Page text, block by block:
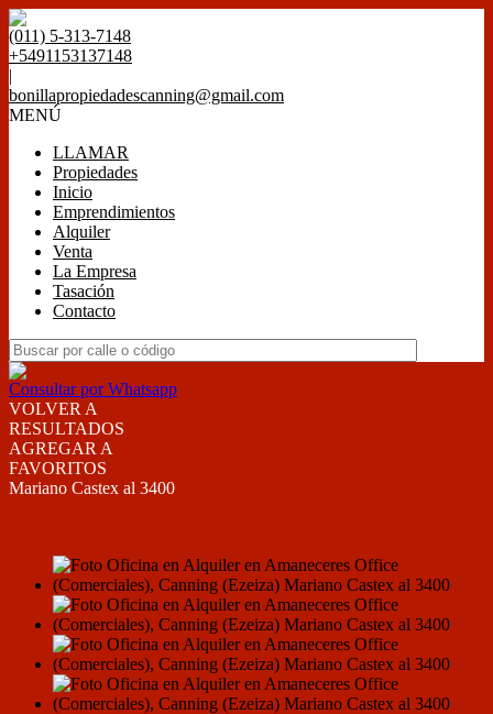
(011) 5-313-7148
+5491153137148
|
bonillapropiedadescanning@gmail.com
MENÚ
LLAMAR
Propiedades
Inicio
Emprendimientos
Alquiler
Venta
La Empresa
Tasación
Contacto
Consultar por Whatsapp
VOLVER A
RESULTADOS
AGREGAR A
FAVORITOS
Mariano Castex al 3400